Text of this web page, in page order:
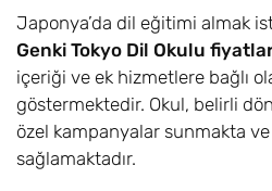
Japonya’da dil eğitimi almak
Genki Tokyo Dil Okulu
içeriği ve ek hizmetlere bağlı
göstermektedir. Okul, belirli
özel kampanyalar sunmakta
sağlamaktadır.